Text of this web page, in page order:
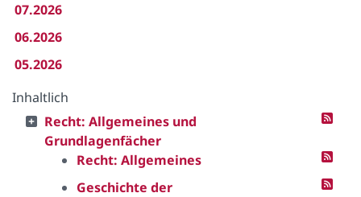
07.2026
06.2026
05.2026
Inhaltlich
Recht: Allgemeines und
Grundlagenfächer
Recht: Allgemeines
Geschichte der